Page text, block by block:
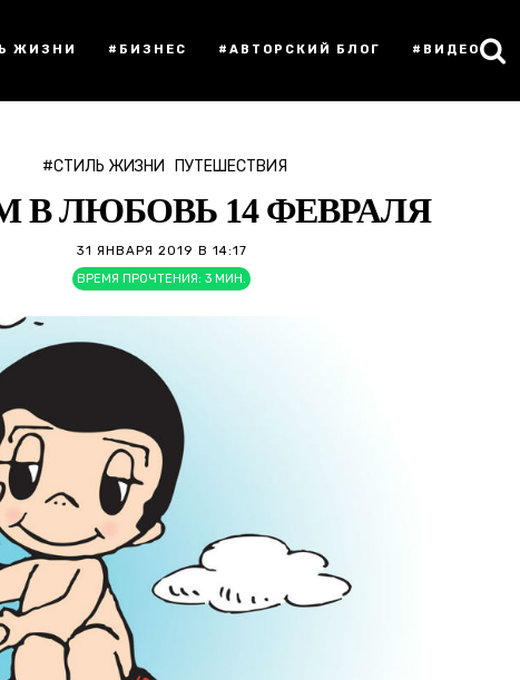
ЖИЗНИ #БИЗНЕС #АВТОРСКИЙ БЛОГ #ВИДЕО
#СТИЛЬ ЖИЗНИ ПУТЕШЕСТВИЯ
В ЛЮБОВЬ 14 ФЕВРАЛЯ
31 ЯНВАРЯ 2019 В 14:17
ВРЕМЯ ПРОЧТЕНИЯ: 3 МИН.